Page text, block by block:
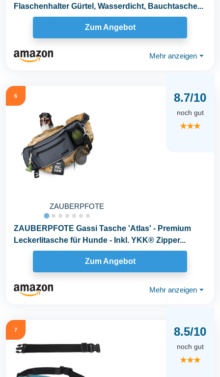
Flaschenhalter Gürtel, Wasserdicht, Bauchtasche...
Zum Angebot
Mehr anzeigen ⏷
6
ZAUBERPFOTE
8.7/10
noch gut
★★★
ZAUBERPFOTE Gassi Tasche 'Atlas' - Premium
Leckerlitasche für Hunde - Inkl. YKK® Zipper...
Zum Angebot
Mehr anzeigen ⏷
7 8.5/10
noch gut
★★★